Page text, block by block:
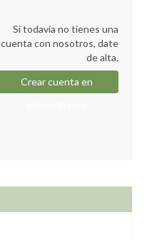
Si todavía no tienes una
cuenta con nosotros, date
de alta.
Crear cuenta en